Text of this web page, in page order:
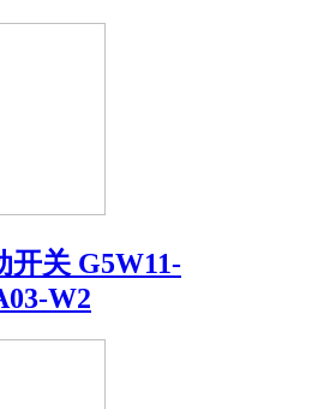
开关 G5W11-
W2